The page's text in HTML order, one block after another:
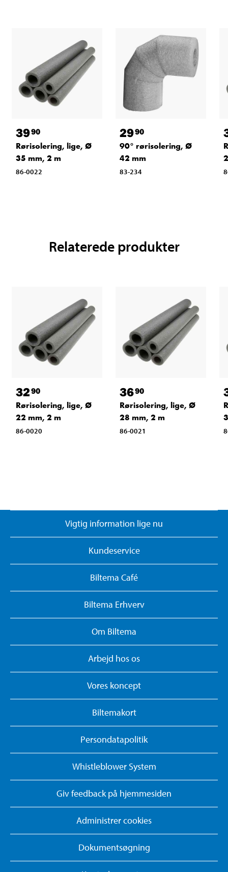
3990
Rørisolering, lige, Ø
35 mm, 2 m
86-0022
2990
90° rørisolering, Ø
42 mm
83-234
Relaterede produkter
3290
Rørisolering, lige, Ø
22 mm, 2 m
86-0020
3690
Rørisolering, lige, Ø
28 mm, 2 m
86-0021
Vigtig information lige nu
Kundeservice
Biltema Café
Biltema Erhverv
Om Biltema
Arbejd hos os
Vores koncept
Biltemakort
Persondatapolitik
Whistleblower System
Giv feedback på hjemmesiden
Administrer cookies
Dokumentsøgning